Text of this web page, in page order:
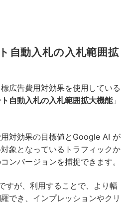
自動入札の入札範囲拡
広告費用対効果を使用している
自動入札の入札範囲拡大機能」
対効果の目標値とGoogle AI が
象となっているトラフィックか
ンバージョンを捕捉できます。
すが、利用することで、より幅
でき、インプレッションやクリ